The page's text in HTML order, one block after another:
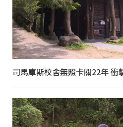
司馬庫斯校舍無照卡關22年 衝